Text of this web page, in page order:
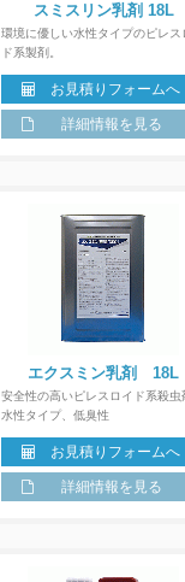
スミスリン乳剤 18L
環境に優しい水性タイプのピレス
ド系製剤。
お見積りフォームへ
詳細情報を見る
エクスミン乳剤 18L
安全性の高いピレスロイド系殺虫
水性タイプ、低臭性
お見積りフォームへ
詳細情報を見る